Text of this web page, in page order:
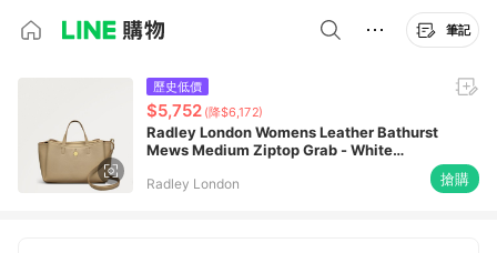
筆記
歷史低價
$5,752 (降$6,172)
Radley London Womens Leather Bathurst
Mews Medium Ziptop Grab - White
Radley London 搶購